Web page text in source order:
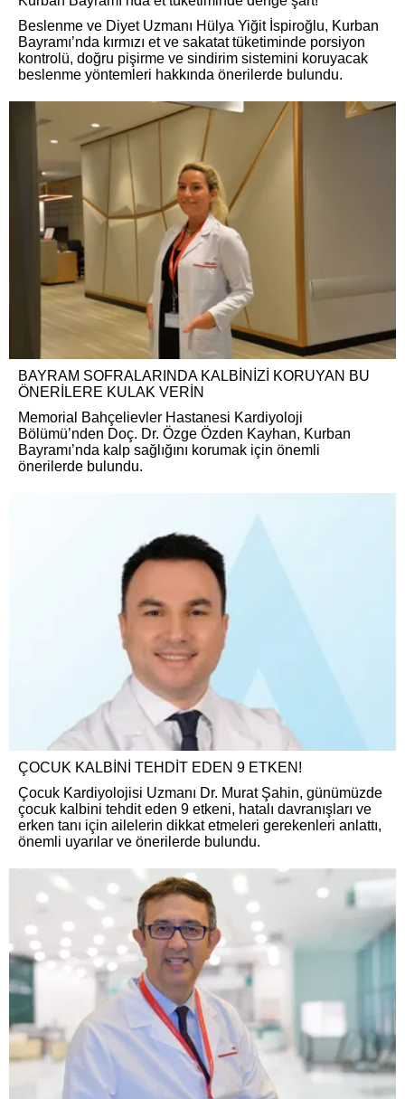
Beslenme ve Diyet Uzmanı Hülya Yiğit İspiroğlu, Kurban
Bayramı’nda kırmızı et ve sakatat tüketiminde porsiyon
kontrolü, doğru pişirme ve sindirim sistemini koruyacak
beslenme yöntemleri hakkında önerilerde bulundu.
BAYRAM SOFRALARINDA KALBİNİZİ KORUYAN BU
ÖNERİLERE KULAK VERİN
Memorial Bahçelievler Hastanesi Kardiyoloji
Bölümü’nden Doç. Dr. Özge Özden Kayhan, Kurban
Bayramı’nda kalp sağlığını korumak için önemli
önerilerde bulundu.
ÇOCUK KALBİNİ TEHDİT EDEN 9 ETKEN!
Çocuk Kardiyolojisi Uzmanı Dr. Murat Şahin, günümüzde
çocuk kalbini tehdit eden 9 etkeni, hatalı davranışları ve
erken tanı için ailelerin dikkat etmeleri gerekenleri anlattı,
önemli uyarılar ve önerilerde bulundu.